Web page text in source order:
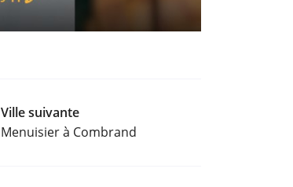
Ville suivante
Menuisier à Combrand